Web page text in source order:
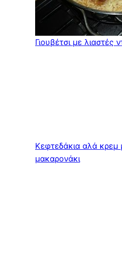
Γιουβέτσι με λιαστές
Κεφτεδάκια αλά κρεμ
μακαρονάκι